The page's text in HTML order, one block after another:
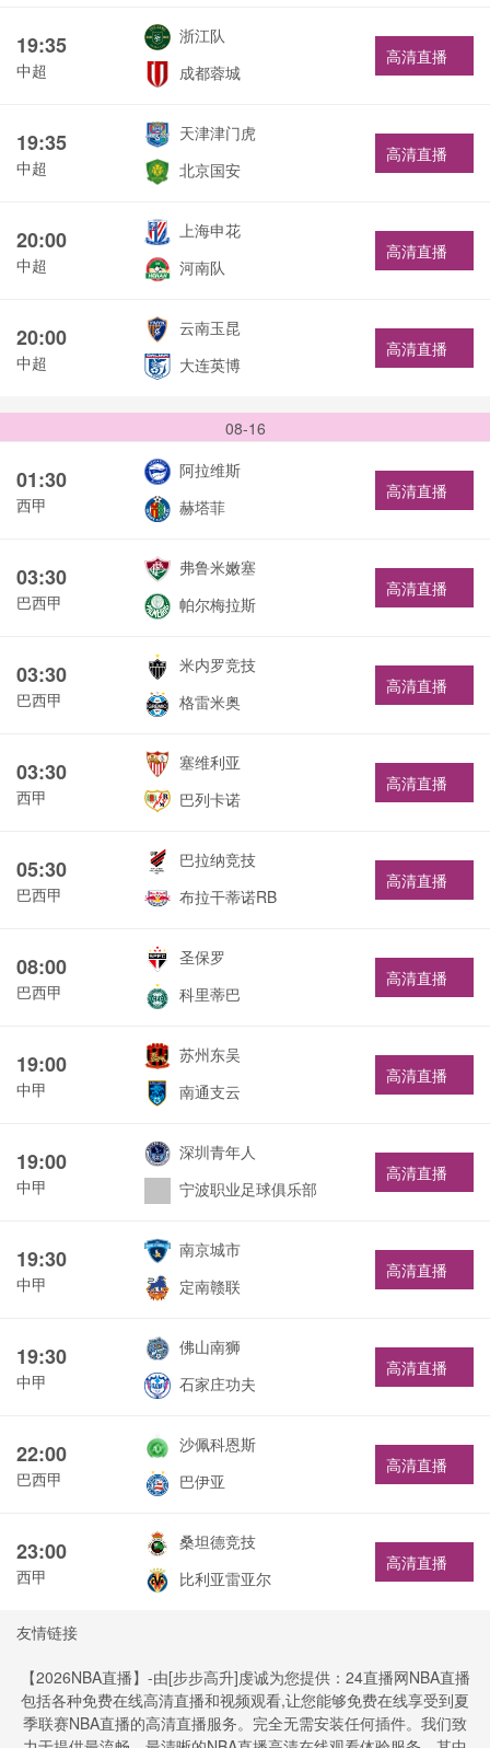
19:35
中超
浙江队
成都蓉城
高清直播
19:35
中超
天津津门虎
北京国安
高清直播
20:00
中超
上海申花
河南队
高清直播
20:00
中超
云南玉昆
大连英博
高清直播
08-16
01:30
西甲
阿拉维斯
赫塔菲
高清直播
03:30
巴西甲
弗鲁米嫩塞
帕尔梅拉斯
高清直播
03:30
巴西甲
米内罗竞技
格雷米奥
高清直播
03:30
西甲
塞维利亚
巴列卡诺
高清直播
05:30
巴西甲
巴拉纳竞技
布拉干蒂诺RB
高清直播
08:00
巴西甲
圣保罗
科里蒂巴
高清直播
19:00
中甲
苏州东吴
南通支云
高清直播
19:00
中甲
深圳青年人
宁波职业足球俱乐部
高清直播
19:30
中甲
南京城市
定南赣联
高清直播
19:30
中甲
佛山南狮
石家庄功夫
高清直播
22:00
巴西甲
沙佩科恩斯
巴伊亚
高清直播
23:00
西甲
桑坦德竞技
比利亚雷亚尔
高清直播
友情链接
【2026NBA直播】-由[步步高升]虔诚为您提供：24直播网NBA直播
包括各种免费在线高清直播和视频观看,让您能够免费在线享受到夏
季联赛NBA直播的高清直播服务。完全无需安装任何插件。我们致